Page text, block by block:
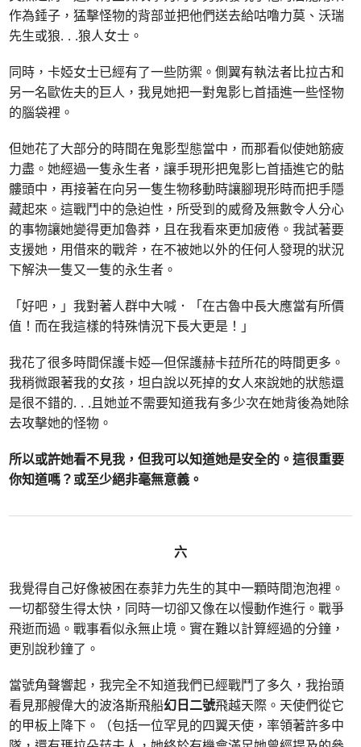
作為錘子，猛擊怪物的背部並把他們送去給咕噜力莫、沃瑞
先生或狼. . .狼人女士。
同時，卡婭女士已經有了一些防禦。側翼有執法者比拉古和
另一名歐佐夫的巨人，我見她把一對鬼影匕首插進一些怪物
的腦袋裡。
但她花了大部分的時間在鬼影型態當中，而那看似使她筋疲
力盡。她經過一隻永生者，讓手現形把鬼影匕首插進它的骷
髏頭中，再接著在向另一隻生物移動時讓腳現形時而把手隱
藏起來。這戰鬥中的急迫性，所受到的威脅及無數令人分心
的事物讓她變得更加魯莽，且在我看來更加疲倦。我試著要
支援她，用借來的戰斧，在不被她以外的任何人發現的狀況
下解決一隻又一隻的永生者。
「好吧，」我對著人群中大喊．「在古魯中長大應當有所價
值！而在我這樣的特殊情況下長大更是！」
我花了很多時間保護卡婭—但保護赫卡菈所花的時間更多。
我稍微跟著我的女孩，坦白說以死掉的女人來說她的狀態還
是很不錯的. . .且她並不需要知道我有多少次在她背後為她除
去攻擊她的怪物。
所以或許她看不見我，但我可以知道她是安全的。這很重要
你知道嗎？或至少絕非毫無意義。
六
我覺得自己好像被困在泰菲力先生的其中一顆時間泡泡裡。
一切都發生得太快，同時一切卻又像在以慢動作進行。戰爭
飛逝而過。戰事看似永無止境。實在難以計算經過的分鐘，
更別說秒鐘了。
當號角聲響起，我完全不知道我們已經戰鬥了多久，我抬頭
看見那艘偉大的波洛斯飛船幻日二號飛越天際。天使們從它
的甲板上降下。（包括一位罕見的四翼天使，率領著許多中